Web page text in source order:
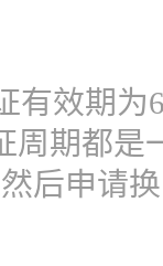
有效期
周期都是
后申请